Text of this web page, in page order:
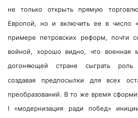
не только открыть прямую
Европой, но и включить ее в число
примере петровских реформ, почти
войной, хорошо видно, что военная
догоняющей стране сыграть роль
создавая предпосылки для всех
преобразований. В то же время
I «модернизация ради побед»